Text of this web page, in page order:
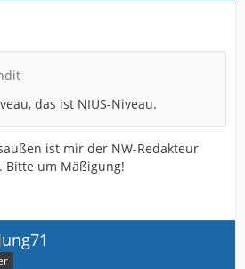
das ist NIUS-Niveau.
ist mir der NW-Redakteur
Bitte um Mäßigung!